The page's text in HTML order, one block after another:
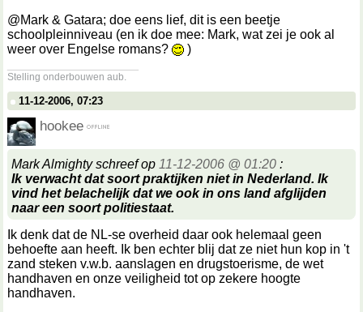
@Mark & Gatara; doe eens lief, dit is een beetje
schoolpleinniveau (en ik doe mee: Mark, wat zei je ook al
weer over Engelse romans?
)
Stelling onderbouwen aub.
11-12-2006, 07:23
hookee
Mark Almighty schreef op 11-12-2006 @ 01:20 :
Ik verwacht dat soort praktijken niet in Nederland. Ik
vind het belachelijk dat we ook in ons land afglijden
naar een soort politiestaat.
Ik denk dat de NL-se overheid daar ook helemaal geen
behoefte aan heeft. Ik ben echter blij dat ze niet hun kop in 't
zand steken v.w.b. aanslagen en drugstoerisme, de wet
handhaven en onze veiligheid tot op zekere hoogte
handhaven.